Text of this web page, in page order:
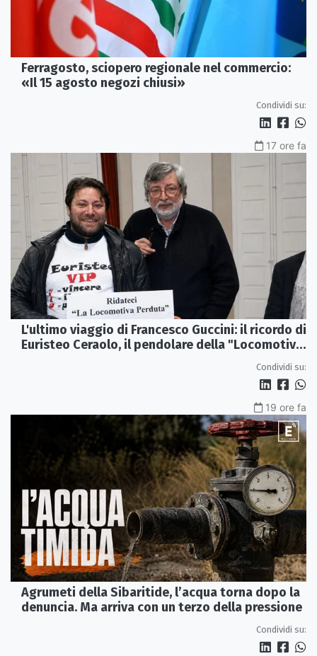
Ferragosto, sciopero regionale nel commercio:
«Il 15 agosto negozi chiusi»
Condividi su:
17 ore fa
L'ultimo viaggio di Francesco Guccini: il ricordo di
Euristeo Ceraolo, il pendolare della "Locomotiva
Condividi su:
19 ore fa
Agrumeti della Sibaritide, l’acqua torna dopo la
denuncia. Ma arriva con un terzo della pressione
Condividi su: